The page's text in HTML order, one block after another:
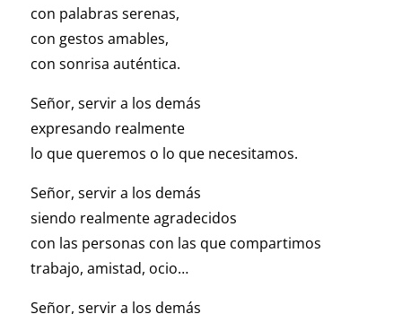
con palabras serenas,
con gestos amables,
con sonrisa auténtica.
Señor, servir a los demás
expresando realmente
lo que queremos o lo que necesitamos.
Señor, servir a los demás
siendo realmente agradecidos
con las personas con las que compartimos
trabajo, amistad, ocio…
Señor, servir a los demás